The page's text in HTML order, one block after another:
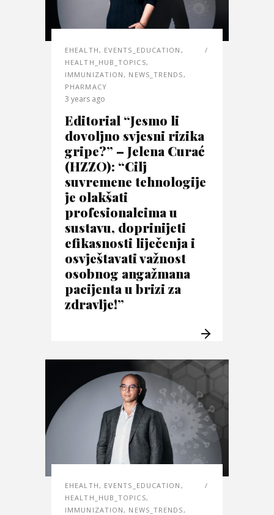
EHEALTH , EVENTS_EDUCATION ,
HEALTH_HUB_TOPICS,
IMMUNIZATION , NEWS_TRENDS ,
PHARMACY
3 years ago
Editorial “Jesmo li
dovoljno svjesni rizika
gripe?” – Jelena Curać
(HZZO): “Cilj
suvremene tehnologije
je olakšati
profesionalcima u
sustavu, doprinijeti
efikasnosti liječenja i
osvještavati važnost
osobnog angažmana
pacijenta u brizi za
zdravlje!”
EHEALTH , EVENTS_EDUCATION ,
HEALTH_HUB_TOPICS,
IMMUNIZATION , NEWS_TRENDS ,